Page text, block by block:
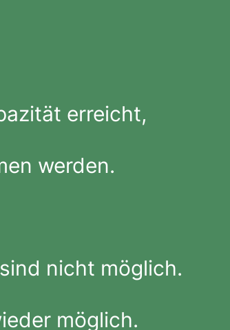
erreicht,
werden.
nicht möglich.
möglich.